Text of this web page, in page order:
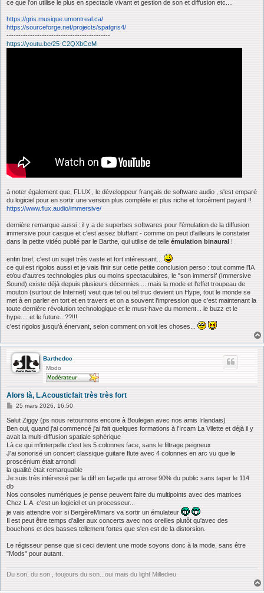
ce que l'on utilise le plus en spectacle vivant et gestion de son et diffusion etc....
https://gris.musique.umontreal.ca/
https://sourceforge.net/projects/spatgris4/
--------------------------------------------
https://youtu.be/25-C2QXbCeM
à noter également que, FLUX , le développeur français de software audio , s'est emparé
du logiciel pour en sortir une version plus complète et plus riche et forcément payant !!
https://www.flux.audio/immersive/
dernière remarque aussi : il y a de superbes softwares pour l'émulation de la diffusion
immersive pour casque et c'est assez bluffant - comme on peut d'ailleurs le constater
dans la petite vidéo publié par le Barthe, qui utilise de telle émulation binaural !
enfin bref, c'est un sujet très vaste et fort intéressant...
ce qui est rigolos aussi et je vais finir sur cette petite conclusion perso : tout comme l'IA
et/ou d'autres technologies plus ou moins spectaculaires, le "son immersif (Immersive
Sound) existe déjà depuis plusieurs décennies.... mais la mode et l'effet troupeau de
mouton (surtout de Internet) veut que tel ou tel truc devient un Hype, tout le monde se
met à en parler en tort et en travers et on a souvent l'impression que c'est maintenant la
toute dernière révolution technologique et le must-have du moment... le buzz et le
hype.... et le future...??!!!
c'est rigolos jusqu'à énervant, selon comment on voit les choses...
Barthedoc
Modo
Alors là, L.Acousticfait très très fort
M
s
s
g
e
25 mars 2026, 16:50
Salut Ziggy (ps nous retournons encore à Boulegan avec nos amis Irlandais)
Ben oui, quand j'ai commencé j'ai fait quelques formations à l'Ircam La Vilette et déjà il y
avait la multi-diffusion spatiale sphérique
Là ce qui m'interpelle c'est les 5 colonnes face, sans le filtrage peigneux
J'ai sonorisé un concert classique guitare flute avec 4 colonnes en arc vu que le
proscénium était arrondi
la qualité était remarquable
Je suis très intéressé par la diff en façade qui arrose 90% du public sans taper le 114
db
Nos consoles numériques je pense peuvent faire du multipoints avec des matrices
Chez L.A. c'est un logiciel et un processeur...
je vais attendre voir si BergèreMimars va sortir un émulateur
Il est peut être temps d'aller aux concerts avec nos oreilles plutôt qu'avec des
bouchons et des basses tellement fortes que s'en est de la distorsion.
Le régisseur pense que si ceci devient une mode soyons donc à la mode, sans être
"Mods" pour autant.
Du son, du son , toujours du son...oui mais du light Milledieu